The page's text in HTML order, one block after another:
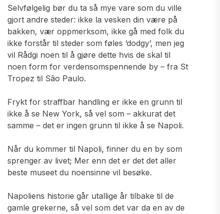
Selvfølgelig bør du ta så mye vare som du ville
gjort andre steder: ikke la vesken din være på
bakken, vær oppmerksom, ikke gå med folk du
ikke forstår til steder som føles ‘dodgy’, men jeg
vil Rådgi noen til å gjøre dette hvis de skal til
noen form for verdensomspennende by – fra St
Tropez til São Paulo.
Frykt for straffbar handling er ikke en grunn til
ikke å se New York, så vel som – akkurat det
samme – det er ingen grunn til ikke å se Napoli.
Når du kommer til Napoli, finner du en by som
sprenger av livet; Mer enn det er det det aller
beste museet du noensinne vil besøke.
Napoliens historie går utallige år tilbake til de
gamle grekerne, så vel som det var da en av de